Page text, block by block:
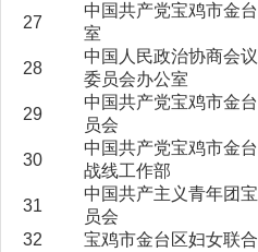
27
中国共产党宝鸡市金
室
28
中国人民政治协商会
委员会办公室
29
中国共产党宝鸡市金
员会
30
中国共产党宝鸡市金
战线工作部
31
中国共产主义青年团
员会
32
宝鸡市金台区妇女联